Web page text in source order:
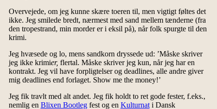
Overvejede, om jeg kunne skære toeren til, men vigtigt føltes det
ikke. Jeg smilede bredt, nærmest med sand mellem tænderne (fra
den tropestrand, min morder er i eksil på), når folk spurgte til den
krimi.
Jeg hvæsede og lo, mens sandkorn dryssede ud: ’Måske skriver
jeg ikke krimier, flertal. Måske skriver jeg kun, når jeg har en
kontrakt. Jeg vil have forpligtelser og deadlines, alle andre giver
mig deadlines end forlaget. Show me the money!’
Jeg fik travlt med alt andet. Jeg fik holdt to ret gode fester, f.eks.,
nemlig en Blixen Bootlegfest og en Kulturnati Dansk